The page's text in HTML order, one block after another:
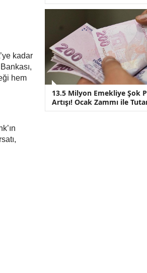
kadar
hem
13.5 Milyon Emekliye Şok
Artışı! Ocak Zammı ile